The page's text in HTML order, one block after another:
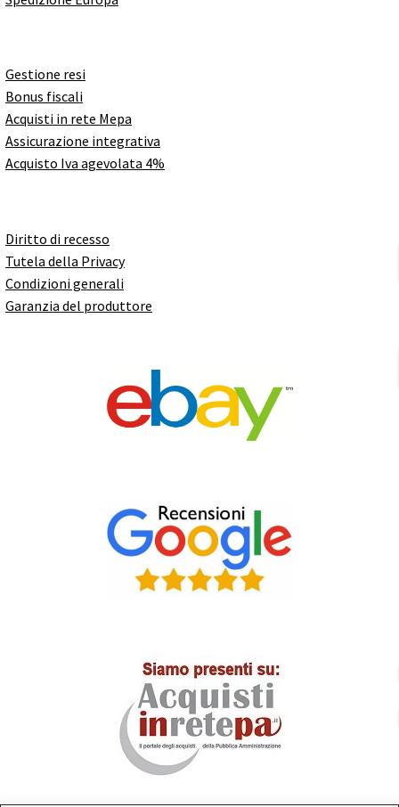
Gestione resi
Bonus fiscali
Acquisti in rete Mepa
Assicurazione integrativa
Acquisto Iva agevolata 4%
Diritto di recesso
Tutela della Privacy
Condizioni generali
Garanzia del produttore